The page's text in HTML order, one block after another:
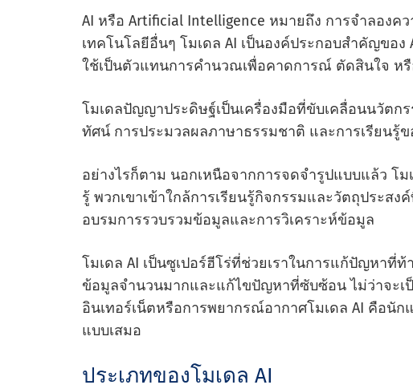
AI หรือ Artificial Intelligence หมายถึง การจําลอง
เทคโนโลยีอื่นๆ โมเดล AI เป็นองค์ประกอบสําคัญของ
ใช้เป็นตัวแทนการคํานวณเพื่อคาดการณ์ ตัดสินใจ หรื
โมเดลปัญญาประดิษฐ์เป็นเครื่องมือที่ขับเคลื่อนนวัตกร
ทัศน์ การประมวลผลภาษาธรรมชาติ และการเรียนรู้
อย่างไรก็ตาม นอกเหนือจากการจดจํารูปแบบแล้ว โ
รู้ พวกเขาเข้าใกล้การเรียนรู้กิจกรรมและวัตถุประส
อบรมการรวบรวมข้อมูลและการวิเคราะห์ข้อมูล
โมเดล AI เป็นซูเปอร์ฮีโร่ที่ช่วยเราในการแก้ปัญหาที่
ข้อมูลจํานวนมากและแก้ไขปัญหาที่ซับซ้อน ไม่ว่าจะ
อินเทอร์เน็ตหรือการพยากรณ์อากาศโมเดล AI คือนั
แบบเสมอ
ประเภทของโมเดล AI